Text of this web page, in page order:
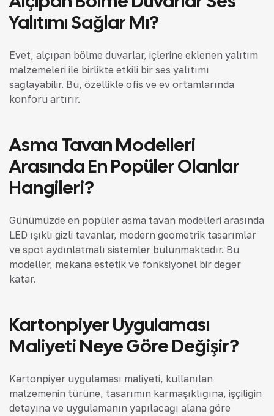
Yalıtımı Sağlar Mı?
Evet, alçıpan bölme duvarlar, içlerine eklenen yalıtım
malzemeleri ile birlikte etkili bir ses yalıtımı
sağlayabilir. Bu, özellikle ofis ve ev ortamlarında
konforu artırır.
Asma Tavan Modelleri
Arasında En Popüler Olanlar
Hangileri?
Günümüzde en popüler asma tavan modelleri arasında
LED ışıklı gizli tavanlar, modern geometrik tasarımlar
ve spot aydınlatmalı sistemler bulunmaktadır. Bu
modeller, mekana estetik ve fonksiyonel bir değer
katar.
Kartonpiyer Uygulaması
Maliyeti Neye Göre Değişir?
Kartonpiyer uygulaması maliyeti, kullanılan
malzemenin türüne, tasarımın karmaşıklığına, işçiliğin
detayına ve uygulamanın yapılacağı alana göre